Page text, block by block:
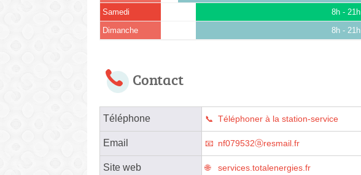
Samedi 8h - 21h
Dimanche 8h - 21h
Contact
Téléphone Téléphoner à la station-service
Email nf079532ⓐresmail.fr
Site web services.totalenergies.fr